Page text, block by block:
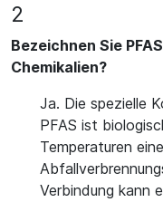
2
Bezeichnen Sie
Chemikalien?
Ja. Die spezielle
PFAS ist
Temperaturen
Verbindung kann